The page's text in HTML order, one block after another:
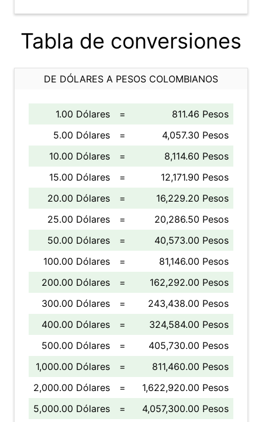
Tabla de conversiones
DE DÓLARES A PESOS COLOMBIANOS
1.00 Dólares =
811.46 Pesos
5.00 Dólares
=
4,057.30 Pesos
10.00 Dólares
=
8,114.60 Pesos
15.00 Dólares
=
12,171.90 Pesos
20.00 Dólares
=
16,229.20 Pesos
25.00 Dólares
=
20,286.50 Pesos
50.00 Dólares
=
40,573.00 Pesos
100.00 Dólares
=
81,146.00 Pesos
200.00 Dólares
=
162,292.00 Pesos
300.00 Dólares
=
243,438.00 Pesos
400.00 Dólares
=
324,584.00 Pesos
500.00 Dólares
=
405,730.00 Pesos
1,000.00 Dólares
=
811,460.00 Pesos
2,000.00 Dólares
=
1,622,920.00 Pesos
5,000.00 Dólares
= 4,057,300.00 Pesos